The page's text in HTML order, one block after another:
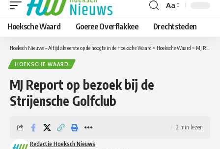
Lettergrootte
aanpassen
Aa
Hoeksche Waard Goeree Overflakkee Drechtsteden
Hoeksch Nieuws – Altijd als eerste op de hoogte in de Hoeksche Waard > Hoeksche Waard > MJ Report op bezoek bij de Strijensche Golfclub
HOEKSCHE WAARD
MJ Report op bezoek bij de
Strijensche Golfclub
Redactie Hoeksch Nieuws
2 min lezen